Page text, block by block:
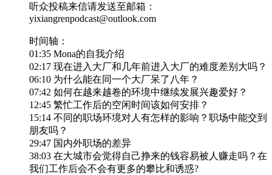
听众投稿来信请发送至邮箱：
yixiangrenpodcast@outlook.com
时间轴：
01:35 Mona的自我介绍
02:17 现在进入大厂和几年前进入大厂的难度差别大吗？
06:10 为什么能在同一个大厂呆了八年？
07:42 如何在越来越卷的环境中继续发展兴趣爱好？
12:45 繁忙工作后的空闲时间该如何安排？
15:14 不同的职场环境对人有怎样的影响？职场中能交到
朋友吗？
29:47 国内外职场的差异
38:03 在大城市会觉得自己挣来的钱容易被人赚走吗？在
我们工作后会不会有更多的攀比和诱惑?